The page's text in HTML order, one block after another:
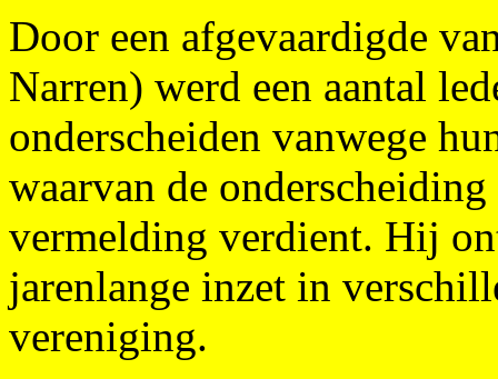
Door een afgevaardigde
Narren) werd een aantal
onderscheiden vanwege
waarvan de
vermelding verdient. Hij
jarenlange inzet in
vereniging.